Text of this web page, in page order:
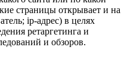
страницы открывает и на
ip-адрес) в целях
ретаргетинга и
и обзоров.